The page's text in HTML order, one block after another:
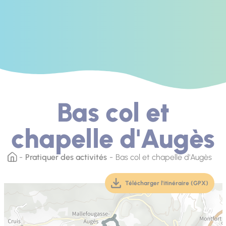
Bas col et
chapelle d'Augès
Pratiquer des activités Bas col et chapelle d'Augès
Télécharger l'itinéraire (GPX)
(téléchargement,